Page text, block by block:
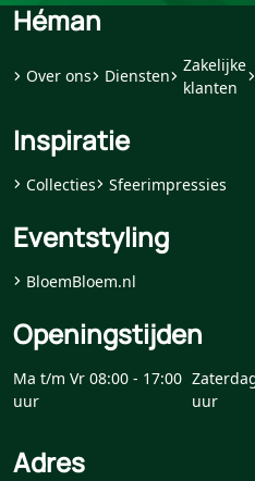
Héman
Over ons Diensten
Zakelijke
klanten
Inspiratie
Collecties Sfeerimpressies
Eventstyling
BloemBloem.nl
Openingstijden
Ma t/m Vr 08:00 - 17:00
uur
uur
Adres